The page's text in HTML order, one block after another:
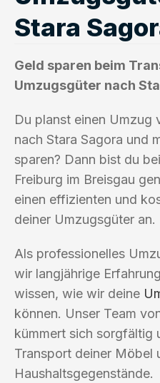
Stara
Geld sparen beim
Umzugsgüter nach
Du planst einen Umzug
nach Stara Sagora und
sparen? Dann bist du
Freiburg im Breisgau
einen effizienten und
deiner Umzugsgüter an.
Als professionelles
wir langjährige
wissen, wie wir deine
können. Unser Team
kümmert sich sorgfältig
Transport deiner Möbel
Haushaltsgegenstände.